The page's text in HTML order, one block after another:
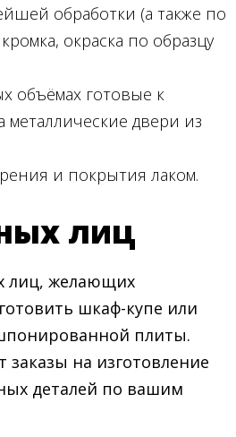
обработки (а также по
окраска по образцу
объёмах готовые к
металлические двери из
и покрытия лаком.
лиц
лиц, желающих
шкаф-купе или
плиты.
на изготовление
деталей по вашим